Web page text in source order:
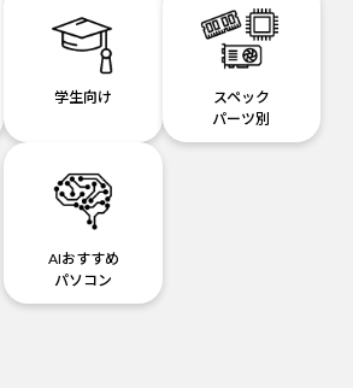
学生向け
スペック
パーツ別
AIおすすめ
パソコン